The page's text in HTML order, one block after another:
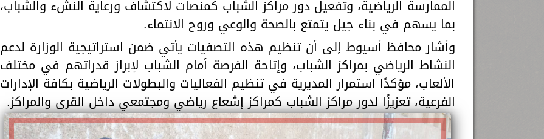
الممارسة الرياضية، وتفعيل دور مراكز الشباب كمنصات لاكتشاف ورعاية النشء والشباب،
بما يسهم في بناء جيل يتمتع بالصحة والوعي وروح الانتماء.
وأشار محافظ أسيوط إلى أن تنظيم هذه التصفيات يأتي ضمن استراتيجية الوزارة لدعم
النشاط الرياضي بمراكز الشباب، وإتاحة الفرصة أمام الشباب لإبراز قدراتهم في مختلف
الألعاب، مؤكدًا استمرار المديرية في تنظيم الفعاليات والبطولات الرياضية بكافة الإدارات
الفرعية، تعزيزًا لدور مراكز الشباب كمراكز إشعاع رياضي ومجتمعي داخل القرى والمراكز.